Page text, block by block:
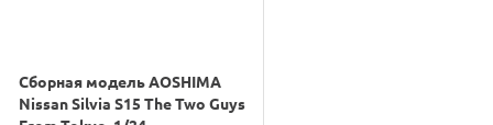
Сборная модель AOSHIMA
Nissan Silvia S15 The Two Guys